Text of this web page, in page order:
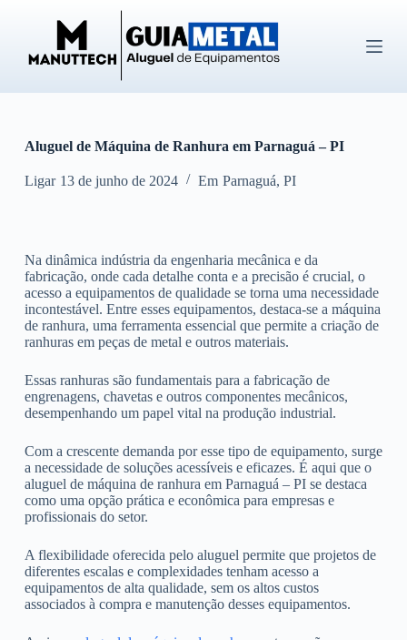
ú
d
o
Aluguel de Máquina de Ranhura em Parnaguá – PI
Ligar 13 de junho de 2024 Em Parnaguá, PI
Na dinâmica indústria da engenharia mecânica e da
fabricação, onde cada detalhe conta e a precisão é crucial, o
acesso a equipamentos de qualidade se torna uma necessidade
incontestável. Entre esses equipamentos, destaca-se a máquina
de ranhura, uma ferramenta essencial que permite a criação de
ranhuras em peças de metal e outros materiais.
Essas ranhuras são fundamentais para a fabricação de
engrenagens, chavetas e outros componentes mecânicos,
desempenhando um papel vital na produção industrial.
Com a crescente demanda por esse tipo de equipamento, surge
a necessidade de soluções acessíveis e eficazes. É aqui que o
aluguel de máquina de ranhura em Parnaguá – PI se destaca
como uma opção prática e econômica para empresas e
profissionais do setor.
A flexibilidade oferecida pelo aluguel permite que projetos de
diferentes escalas e complexidades tenham acesso a
equipamentos de alta qualidade, sem os altos custos
associados à compra e manutenção desses equipamentos.